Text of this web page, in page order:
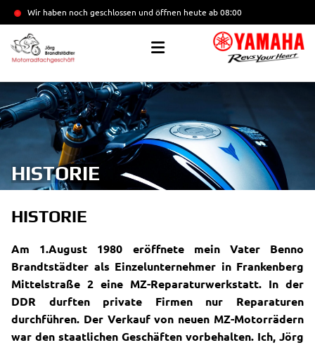
Wir haben noch geschlossen und öffnen heute ab 08:00
HISTORIE
HISTORIE
Am 1.August 1980 eröffnete mein Vater Benno
Brandtstädter als Einzelunternehmer in Frankenberg
Mittelstraße 2 eine MZ-Reparaturwerkstatt. In der
DDR durften private Firmen nur Reparaturen
durchführen. Der Verkauf von neuen MZ-Motorrädern
war den staatlichen Geschäften vorbehalten. Ich, Jörg